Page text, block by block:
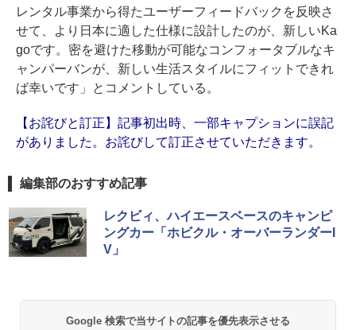
レンタル事業から得たユーザーフィードバックを反映さ
せて、より日本に適した仕様に設計したのが、新しいKa
goです。密を避けた移動が可能なコンフォータブルなキ
ャンパーバンが、新しい生活スタイルにフィットできれ
ば幸いです」とコメントしている。
【お詫びと訂正】記事初出時、一部キャプションに誤記
がありました。お詫びして訂正させていただきます。
編集部のおすすめ記事
レクビィ、ハイエースベースのキャンピ
ングカー「ホビクル・オーバーランダーI
V」
Google 検索で当サイトの記事を優先表示させる